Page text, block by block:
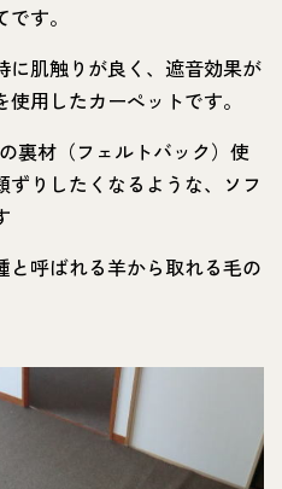
す。
に肌触りが良く、遮音効果が
用したカーぺットです。
裏材（フェルトバック）使
りしたくなるような、ソフ
と呼ばれる羊から取れる毛の